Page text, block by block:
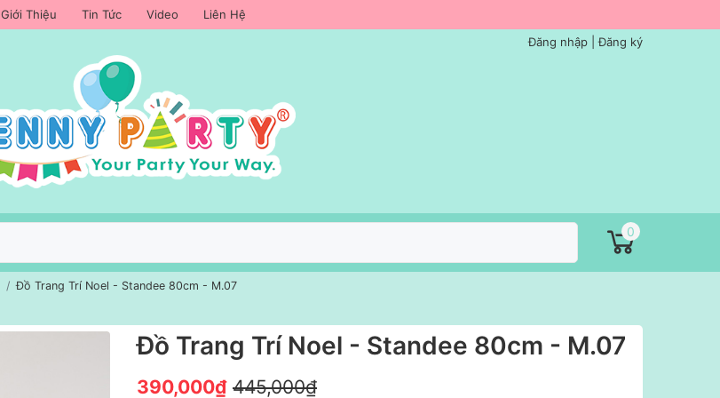
Giới Thiệu Tin Tức Video
Liên Hệ
Đăng nhập |Đăng ký
0
Đồ Trang Trí Noel - Standee 80cm - M.07
Đồ Trang Trí Noel - Standee 80cm - M.07
390,000₫ 445,000₫